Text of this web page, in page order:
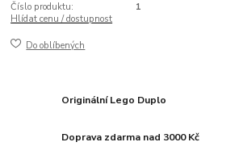
Číslo produktu:
1
Hlídat cenu / dostupnost
Do oblíbených
Originální Lego Duplo
Doprava zdarma nad 3000 Kč